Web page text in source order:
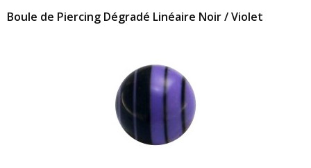
Boule de Piercing Dégradé Linéaire Noir / Violet